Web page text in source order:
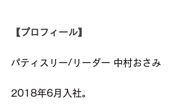
【プロフィール】
パティスリー/リーダー 中村おさみ
2018年6月入社。